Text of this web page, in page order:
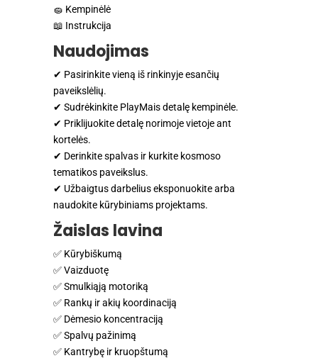
🧽 Kempinėlė
📖 Instrukcija
Naudojimas
✔ Pasirinkite vieną iš rinkinyje esančių
paveikslėlių.
✔ Sudrėkinkite PlayMais detalę kempinėle.
✔ Priklijuokite detalę norimoje vietoje ant
kortelės.
✔ Derinkite spalvas ir kurkite kosmoso
tematikos paveikslus.
✔ Užbaigtus darbelius eksponuokite arba
naudokite kūrybiniams projektams.
Žaislas lavina
✅ Kūrybiškumą
✅ Vaizduotę
✅ Smulkiąją motoriką
✅ Rankų ir akių koordinaciją
✅ Dėmesio koncentraciją
✅ Spalvų pažinimą
✅ Kantrybę ir kruopštumą